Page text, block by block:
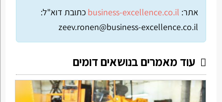
אתר: business-excellence.co.il כתובת דוא"ל:
zeev.ronen@business-excellence.co.il
עוד מאמרים בנושאים דומים